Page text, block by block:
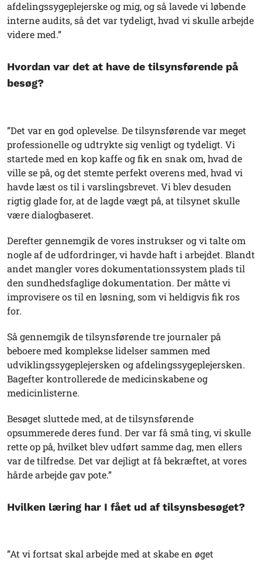
afdelingssygeplejerske og mig, og så lavede vi løbende
interne audits, så det var tydeligt, hvad vi skulle arbejde
videre med.”
Hvordan var det at have de tilsynsførende på
besøg?
”Det var en god oplevelse. De tilsynsførende var meget
professionelle og udtrykte sig venligt og tydeligt. Vi
startede med en kop kaffe og fik en snak om, hvad de
ville se på, og det stemte perfekt overens med, hvad vi
havde læst os til i varslingsbrevet. Vi blev desuden
rigtig glade for, at de lagde vægt på, at tilsynet skulle
være dialogbaseret.
Derefter gennemgik de vores instrukser og vi talte om
nogle af de udfordringer, vi havde haft i arbejdet. Blandt
andet mangler vores dokumentationssystem plads til
den sundhedsfaglige dokumentation. Der måtte vi
improvisere os til en løsning, som vi heldigvis fik ros
for.
Så gennemgik de tilsynsførende tre journaler på
beboere med komplekse lidelser sammen med
udviklingssygeplejersken og afdelingssygeplejersken.
Bagefter kontrollerede de medicinskabene og
medicinlisterne.
Besøget sluttede med, at de tilsynsførende
opsummerede deres fund. Der var få små ting, vi skulle
rette op på, hvilket blev udført samme dag, men ellers
var de tilfredse. Det var dejligt at få bekræftet, at vores
hårde arbejde gav pote.”
Hvilken læring har I fået ud af tilsynsbesøget?
”At vi fortsat skal arbejde med at skabe en øget